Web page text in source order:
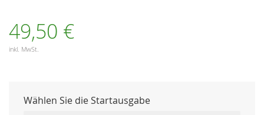
49,50 €
inkl. MwSt.
Wählen Sie die Startausgabe